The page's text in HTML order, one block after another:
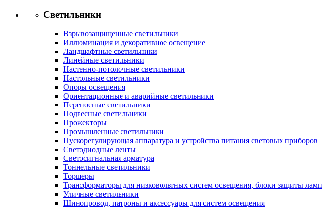
Светильники
Взрывозащищенные светильники
Иллюминация и декоративное освещение
Ландшафтные светильники
Линейные светильники
Настенно-потолочные светильники
Настольные светильники
Опоры освещения
Ориентационные и аварийные светильники
Переносные светильники
Подвесные светильники
Прожекторы
Промышленные светильники
Пускорегулирующая аппаратура и устройства питания световых приборов
Светодиодные ленты
Светосигнальная арматура
Тоннельные светильники
Торшеры
Трансформаторы для низковольтных систем освещения, блоки защиты ламп
Уличные светильники
Шинопровод, патроны и аксессуары для систем освещения